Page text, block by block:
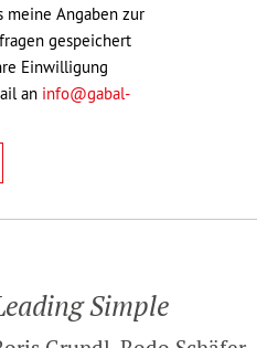
meine Angaben zur
gespeichert
Einwilligung
an info@gabal-
Simple